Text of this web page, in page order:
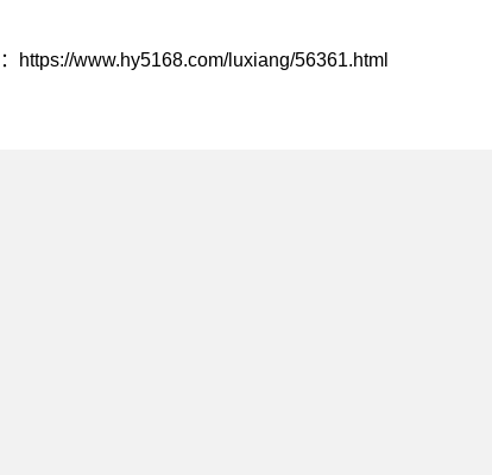
： https://www.hy5168.com/luxiang/56361.html